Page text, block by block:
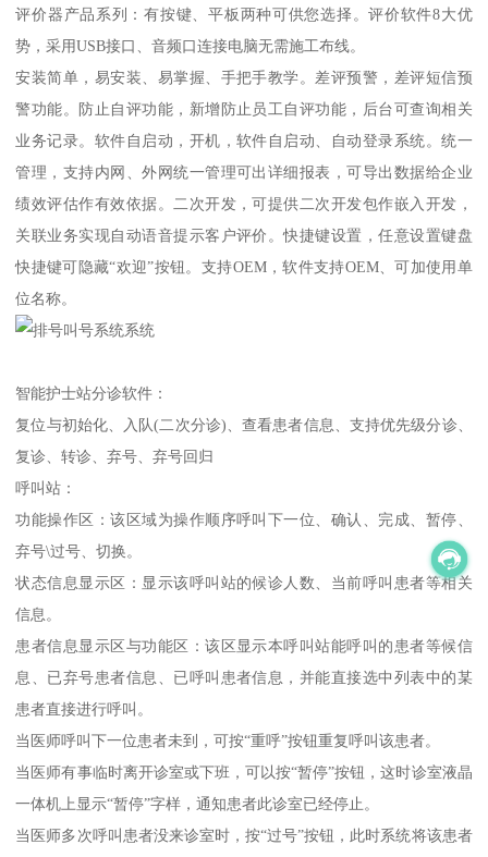
评价器产品系列：有按键、平板两种可供您选择。评价软件8大优
势，采用USB接口、音频口连接电脑无需施工布线。
安装简单，易安装、易掌握、手把手教学。差评预警，差评短信预
警功能。防止自评功能，新增防止员工自评功能，后台可查询相关
业务记录。软件自启动，开机，软件自启动、自动登录系统。统一
管理，支持内网、外网统一管理可出详细报表，可导出数据给企业
绩效评估作有效依据。二次开发，可提供二次开发包作嵌入开发，
关联业务实现自动语音提示客户评价。快捷键设置，任意设置键盘
快捷键可隐藏“欢迎”按钮。支持OEM，软件支持OEM、可加使用单
位名称。
智能护士站分诊软件：
复位与初始化、入队(二次分诊)、查看患者信息、支持优先级分诊、
复诊、转诊、弃号、弃号回归
呼叫站：
功能操作区：该区域为操作顺序呼叫下一位、确认、完成、暂停、
弃号\过号、切换。
状态信息显示区：显示该呼叫站的候诊人数、当前呼叫患者等相关
信息。
患者信息显示区与功能区：该区显示本呼叫站能呼叫的患者等候信
息、已弃号患者信息、已呼叫患者信息，并能直接选中列表中的某
患者直接进行呼叫。
当医师呼叫下一位患者未到，可按“重呼”按钮重复呼叫该患者。
当医师有事临时离开诊室或下班，可以按“暂停”按钮，这时诊室液晶
一体机上显示“暂停”字样，通知患者此诊室已经停止。
当医师多次呼叫患者没来诊室时，按“过号”按钮，此时系统将该患者